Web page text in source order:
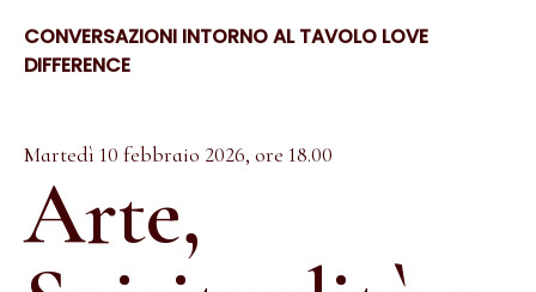
CONVERSAZIONI INTORNO AL TAVOLO LOVE
DIFFERENCE
Martedì 10 febbraio 2026, ore 18.00
Arte,